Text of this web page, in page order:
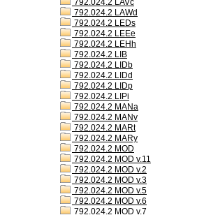
792.024.2 LAVc
792.024.2 LAWd
792.024.2 LEDs
792.024.2 LEEe
792.024.2 LEHh
792.024.2 LIB
792.024.2 LIDb
792.024.2 LIDd
792.024.2 LIDp
792.024.2 LIPi
792.024.2 MANa
792.024.2 MANv
792.024.2 MARt
792.024.2 MARy
792.024.2 MOD
792.024.2 MOD v.11
792.024.2 MOD v.2
792.024.2 MOD v.3
792.024.2 MOD v.5
792.024.2 MOD v.6
792.024.2 MOD v.7